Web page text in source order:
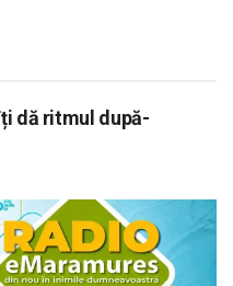
dă ritmul după-